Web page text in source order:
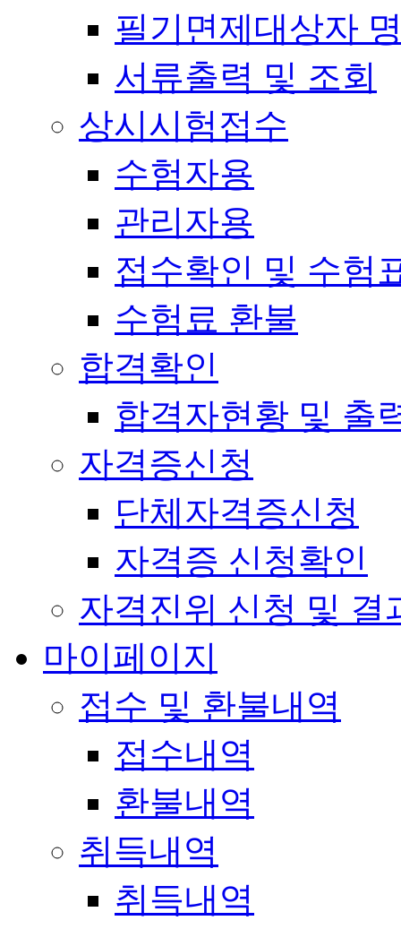
필기면제대상자
서류출력 및 조회
상시시험접수
수험자용
관리자용
접수확인 및 수험
수험료 환불
합격확인
합격자현황 및 출
자격증신청
단체자격증신청
자격증 신청확인
자격진위 신청 및 결
마이페이지
접수 및 환불내역
접수내역
환불내역
취득내역
취득내역